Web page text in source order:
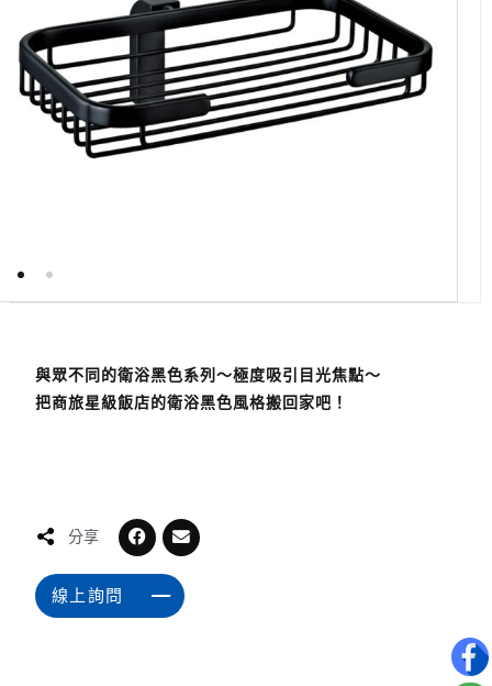
與眾不同的衛浴黑色系列～極度吸引目光焦點～
把商旅星級飯店的衛浴黑色風格搬回家吧！
分享
線上詢問